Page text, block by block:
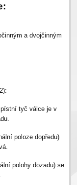
a dvojčinným
pístní tyč válce je v
poloze dopředu)
polohy dozadu) se